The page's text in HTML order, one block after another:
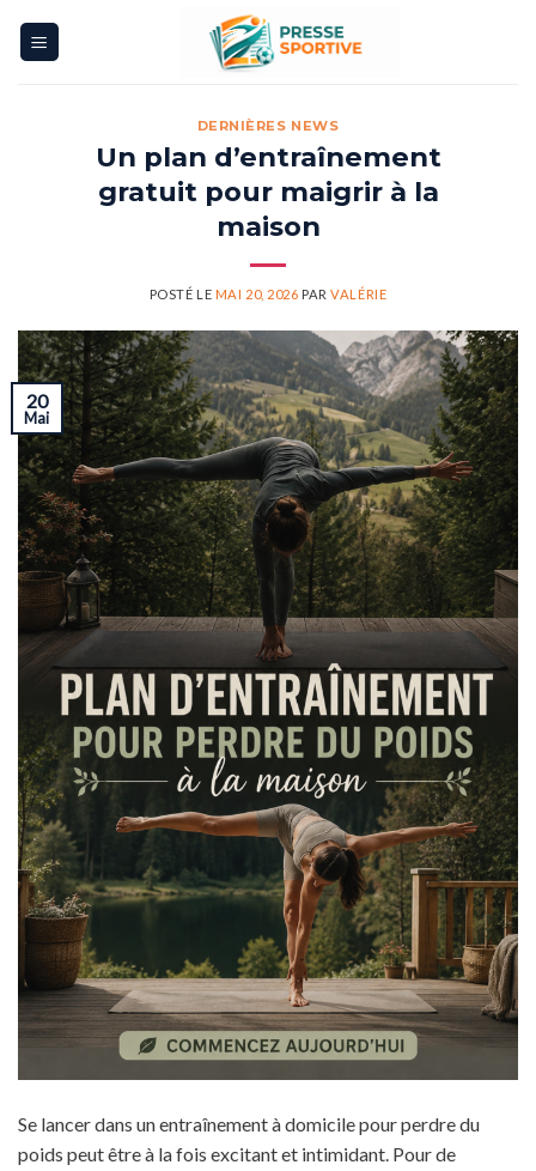
DERNIÈRES NEWS
Un plan d’entraînement
gratuit pour maigrir à la
maison
POSTÉ LE MAI 20, 2026 PARVALÉRIE
20
Mai
Se lancer dans un entraînement à domicile pour perdre du
poids peut être à la fois excitant et intimidant. Pour de